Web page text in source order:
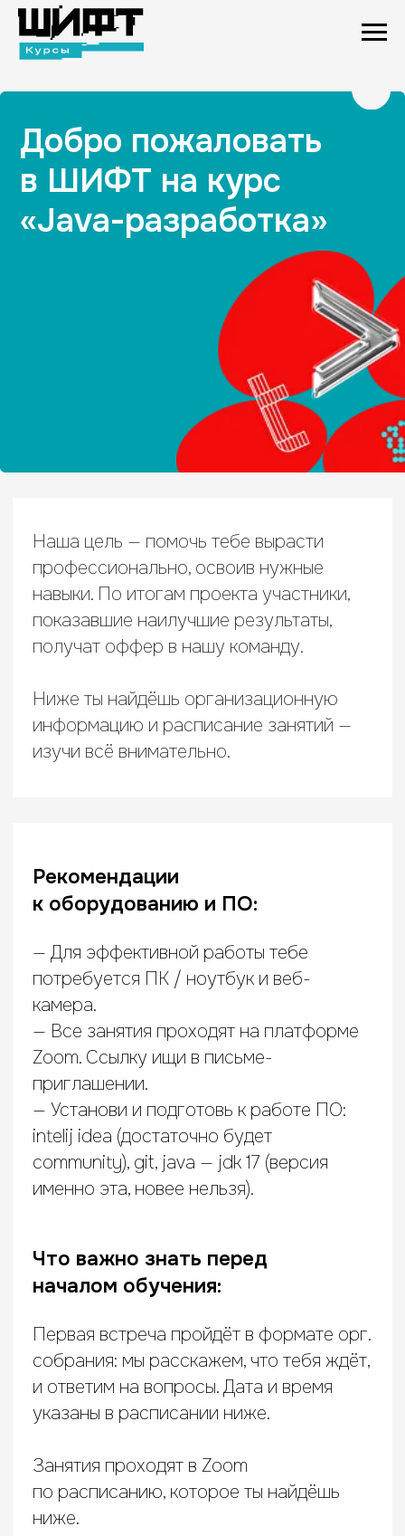
Добро пожаловать
в ШИФТ на курс
«Java-разработка»
Наша цель — помочь тебе вырасти
профессионально, освоив нужные
навыки. По итогам проекта участники,
показавшие наилучшие результаты,
получат оффер в нашу команду.
изучи всё внимательно.
потребуется ПК / ноутбук и веб-
камера.
— Все занятия проходят на платформе
Zoom. Ссылку ищи в письме-
Рекомендации
к оборудованию и ПО:
Первая встреча пройдёт в формате орг.
собрания: мы расскажем, что тебя ждёт,
и ответим на вопросы. Дата и время
указаны в расписании ниже.
Занятия проходят в Zoom
по расписанию, которое ты найдёшь
ниже.
В расписании могут быть замены
и переносы, мы будем писать об этом
в чате.
Что важно знать перед
началом обучения:
это поможет быстрее познакомиться
друг с другом, а преподавателю
позволит видеть реакцию аудитории
ход лекции.
— Смело обращайся ко всем
по имени — да, даже к преподавателям.
— Если у тебя возник вопрос или
комментарий, воспользуйся
и дождись, когда преподаватель
передаст тебе слово.
модульная структура, каждое
Правила, которые мы просим